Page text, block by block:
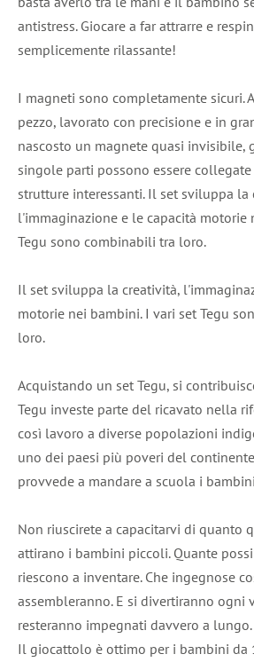
antistress. Giocare a far attrarre e
semplicemente rilassante!
I magneti sono completamente sicuri.
pezzo, lavorato con precisione e in
nascosto un magnete quasi invisibile,
singole parti possono essere
strutture interessanti. Il set sviluppa la
l'immaginazione e le capacità motorie
Tegu sono combinabili tra loro.
Il set sviluppa la creatività,
motorie nei bambini. I vari set Tegu
loro.
Acquistando un set Tegu, si
Tegu investe parte del ricavato nella
così lavoro a diverse popolazioni
uno dei paesi più poveri del
provvede a mandare a scuola i
Non riuscirete a capacitarvi di quanto
attirano i bambini piccoli. Quante
riescono a inventare. Che ingegnose
assembleranno. E si divertiranno ogni
resteranno impegnati davvero a lungo.
Il giocattolo è ottimo per i bambini da